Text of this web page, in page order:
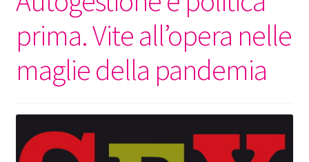
prima. Vite all’opera nelle
maglie della pandemia